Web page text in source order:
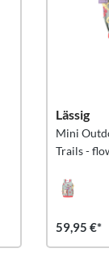
Lässig
Mini
Trails -
59,95 €*